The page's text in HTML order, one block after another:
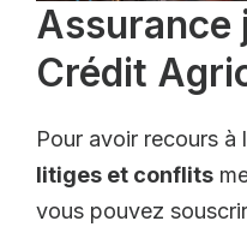
Assurance
Crédit
Pour avoir recours à
litiges et conflits
vous pouvez